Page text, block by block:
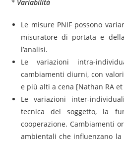
* Variabilità
Le misure PNIF possono
misuratore di portata e
l’analisi.
Le variazioni intra-
cambiamenti diurni, con
e più alti a cena [Nathan RA et
Le variazioni inter-
tecnica del soggetto, la
cooperazione. Cambiamenti
ambientali che influenzano la